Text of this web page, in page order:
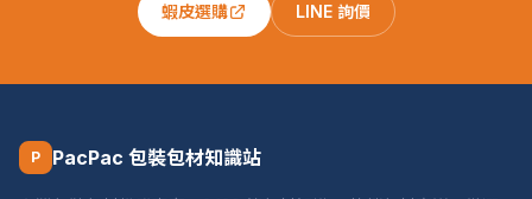
蝦皮選購 LINE 詢價
P PacPac 包裝包材知識站